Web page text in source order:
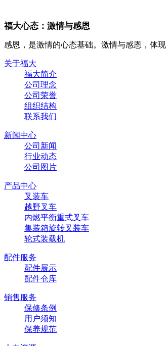
福大心态：激情与感恩
感恩，是激情的心态基础。激情与感恩，体
关于福大
福大简介
公司理念
公司荣誉
组织结构
联系我们
新闻中心
公司新闻
行业动态
公司图片
产品中心
叉装车
越野叉车
内燃平衡重式叉车
集装箱旋转叉装车
轮式装载机
配件服务
配件展示
配件仓库
销售服务
保修条例
用户须知
保养规范